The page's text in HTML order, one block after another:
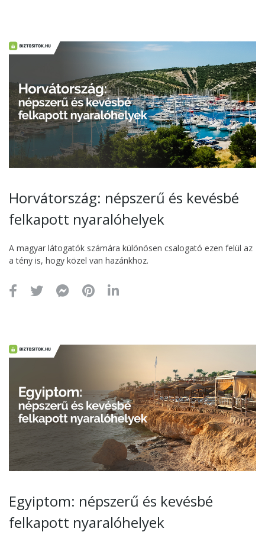
Horvátország: népszerű és kevésbé
felkapott nyaralóhelyek
A magyar látogatók számára különösen csalogató ezen felül az
a tény is, hogy közel van hazánkhoz.
Egyiptom: népszerű és kevésbé
felkapott nyaralóhelyek